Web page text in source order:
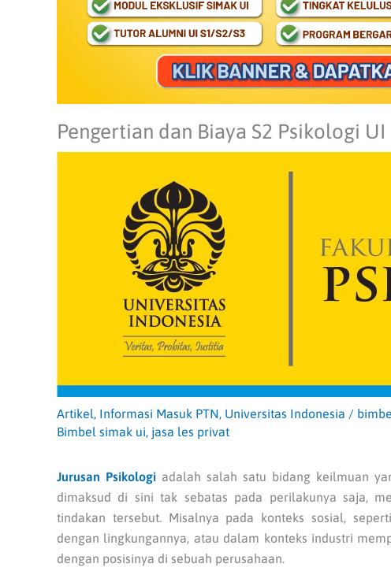
Pengertian dan Biaya S2 Psikologi
Artikel, Informasi Masuk PTN, Universitas Indonesia /
Bimbel simak ui, jasa les privat
Jurusan Psikologi adalah salah satu bidang keilmuan
dimaksud di sini tak sebatas pada perilakunya saja,
tindakan tersebut. Misalnya pada konteks sosial,
dengan lingkungannya, atau dalam konteks industri
dengan posisinya di sebuah perusahaan.